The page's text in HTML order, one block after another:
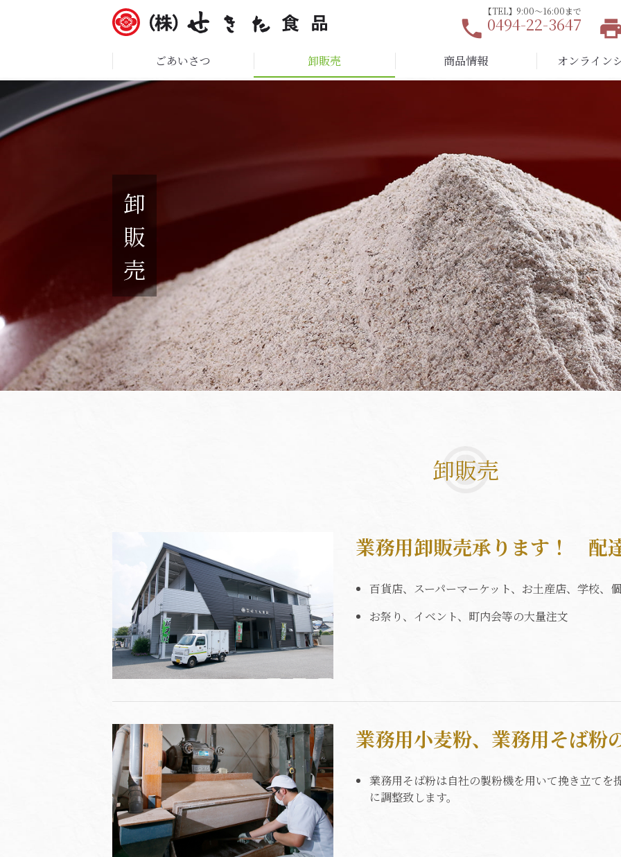
【TEL】9:00〜16:00まで
local_phone 0494-22-3647
ごあいさつ 卸販売 商品情報 オンライン
卸
販
売
卸販売
業務用卸販売承ります！ 配
百貨店、スーパーマーケット、お土産店、学校、
お祭り、イベント、町内会等の大量注文
業務用小麦粉、業務用そば粉
業務用そば粉は自社の製粉機を用いて挽き立てを
に調整致します。